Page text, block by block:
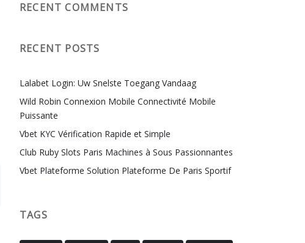
RECENT COMMENTS
RECENT POSTS
Lalabet Login: Uw Snelste Toegang Vandaag
Wild Robin Connexion Mobile Connectivité Mobile
Puissante
Vbet KYC Vérification Rapide et Simple
Club Ruby Slots Paris Machines à Sous Passionnantes
Vbet Plateforme Solution Plateforme De Paris Sportif
TAGS